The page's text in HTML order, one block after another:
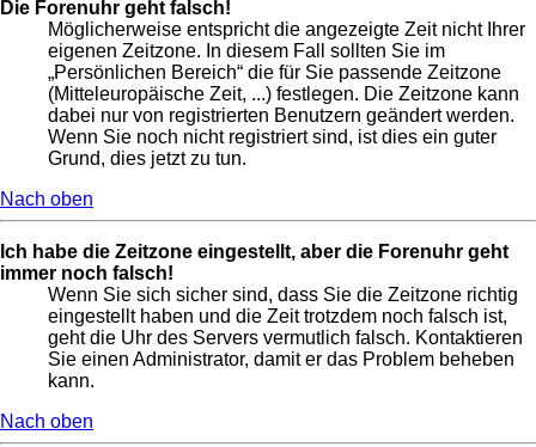
Die Forenuhr geht falsch!
Möglicherweise entspricht die angezeigte Zeit nicht Ihrer
eigenen Zeitzone. In diesem Fall sollten Sie im
„Persönlichen Bereich“ die für Sie passende Zeitzone
(Mitteleuropäische Zeit, ...) festlegen. Die Zeitzone kann
dabei nur von registrierten Benutzern geändert werden.
Wenn Sie noch nicht registriert sind, ist dies ein guter
Grund, dies jetzt zu tun.
Nach oben
Ich habe die Zeitzone eingestellt, aber die Forenuhr geht
immer noch falsch!
Wenn Sie sich sicher sind, dass Sie die Zeitzone richtig
eingestellt haben und die Zeit trotzdem noch falsch ist,
geht die Uhr des Servers vermutlich falsch. Kontaktieren
Sie einen Administrator, damit er das Problem beheben
kann.
Nach oben